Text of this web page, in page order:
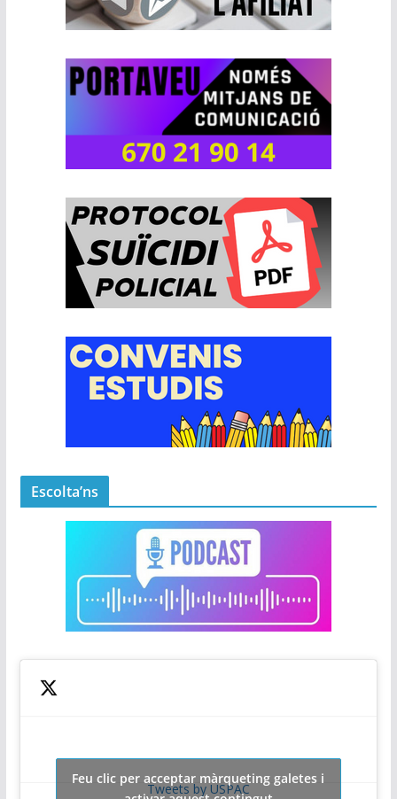
Escolta’ns
Tweets by USPAC
Feu clic per acceptar màrqueting galetes i